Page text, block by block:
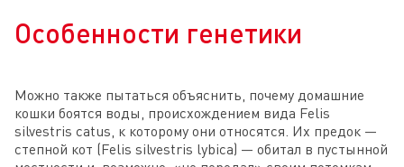
Особенности генетики
Можно также пытаться объяснить, почему домашние
кошки боятся воды, происхождением вида Felis
silvestris catus, к которому они относятся. Их предок —
степной кот (Felis silvestris lybica) — обитал в пустынной